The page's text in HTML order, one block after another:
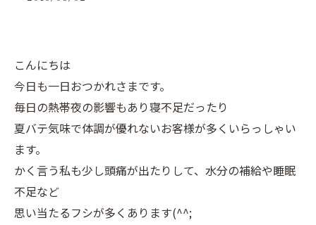
こんにちは
今日も一日おつかれさまです。
毎日の熱帯夜の影響もあり寝不足だったり
夏バテ気味で体調が優れないお客様が多くいらっしゃい
ます。
かく言う私も少し頭痛が出たりして、水分の補給や睡眠
不足など
思い当たるフシが多くあります(^^;